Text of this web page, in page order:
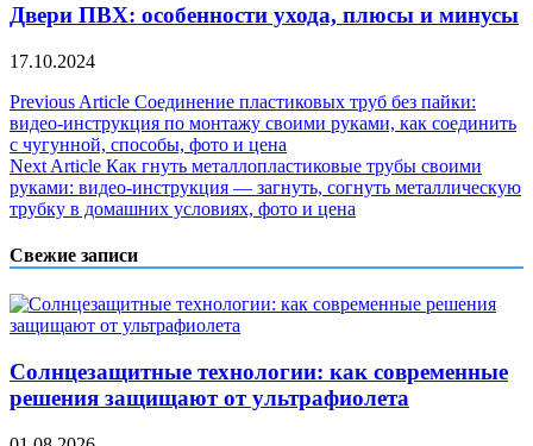
Двери ПВХ: особенности ухода, плюсы и минусы
17.10.2024
Навигация
по
записям
Previous Article Соединение пластиковых труб без пайки:
видео-инструкция по монтажу своими руками, как соединить
с чугунной, способы, фото и цена
Next Article Как гнуть металлопластиковые трубы своими
руками: видео-инструкция — загнуть, согнуть металлическую
трубку в домашних условиях, фото и цена
Свежие записи
Солнцезащитные технологии: как современные
решения защищают от ультрафиолета